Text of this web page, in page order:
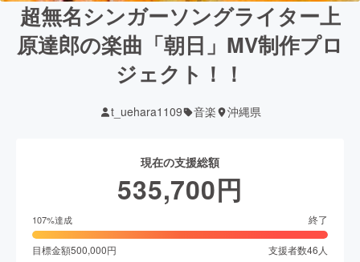
超無名シンガーソングライター上
原達郎の楽曲「朝日」MV制作プロ
ジェクト！！
t_uehara1109 音楽 沖縄県
現在の支援総額
535,700円
107%達成 終了
目標金額500,000円 支援者数46 人